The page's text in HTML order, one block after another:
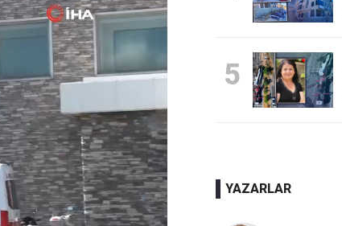
5
YAZARLAR